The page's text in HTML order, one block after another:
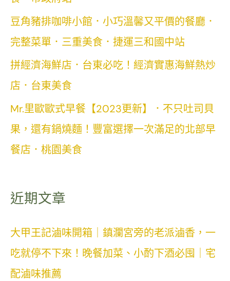
豆角豬排咖啡小館．小巧溫馨又平價的餐廳．
完整菜單．三重美食．捷運三和國中站
拼經濟海鮮店．台東必吃！經濟實惠海鮮熱炒
店．台東美食
Mr.里歐歐式早餐【2023更新】．不只吐司貝
果，還有鍋燒麵！豐富選擇一次滿足的北部早
餐店．桃園美食
近期文章
大甲王記滷味開箱｜鎮瀾宮旁的老派滷香，一
吃就停不下來！晚餐加菜、小酌下酒必囤｜宅
配滷味推薦